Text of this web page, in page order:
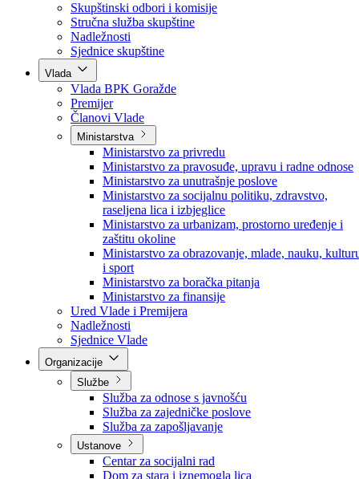
Poslanici po strankama
Poslanici po klubovima naroda
Kolegij skupštine
Skupštinski odbori i komisije
Stručna služba skupštine
Nadležnosti
Sjednice skupštine
Vlada
Vlada BPK Goražde
Premijer
Članovi Vlade
Ministarstva
Ministarstvo za privredu
Ministarstvo za pravosuđe, upravu i radne odnose
Ministarstvo za unutrašnje poslove
Ministarstvo za socijalnu politiku, zdravstvo,
raseljena lica i izbjeglice
Ministarstvo za urbanizam, prostorno uređenje i
zaštitu okoline
Ministarstvo za obrazovanje, mlade, nauku,
i sport
Ministarstvo za boračka pitanja
Ministarstvo za finansije
Ured Vlade i Premijera
Nadležnosti
Sjednice Vlade
Službe
Služba za odnose s javnošću
Služba za zajedničke poslove
Služba za zapošljavanje